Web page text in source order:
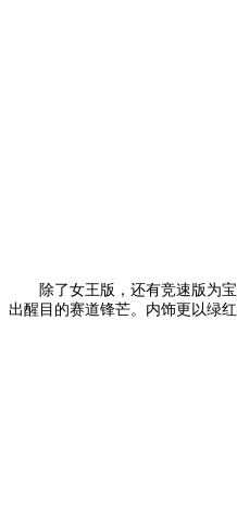
除了女王版，还有竞速版为
出醒目的赛道锋芒。内饰更以绿